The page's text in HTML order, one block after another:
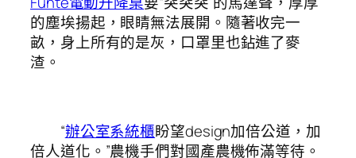
的塵埃揚起，眼睛無法展開。隨著收完一
畝，身上所有的是灰，口罩里也鉆進了麥
渣。
“辦公室系統櫃盼望design加倍公道，加
倍人道化。”農機手們對國產農機佈滿等待。